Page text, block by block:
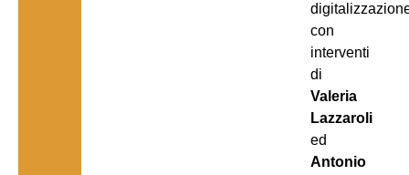
con
interventi
di
Valeria
Lazzaroli
ed
Antonio